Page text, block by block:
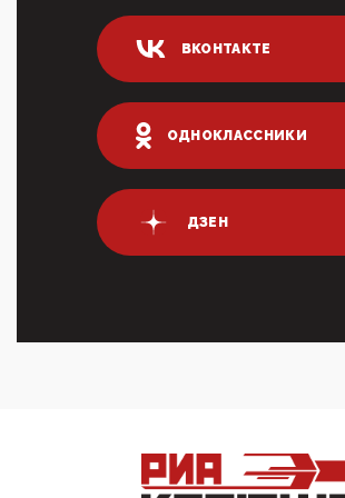
ИНН для переводов по СБП это
логических двухЗаполнение ИНН при
переводах по ...
03:35, 10 Апреля 2026
Суммарное вознаграждение
крупных банках по итогам 2025 года
млрд руб. ...
Террорист и убийца Буданов
что союзники просили Киев не
энергети...
12:01, 10 Апреля 2026
Сионистское правительство
ВКОНТАКТЕ
ОДНОКЛАССНИКИ
ДЗЕН